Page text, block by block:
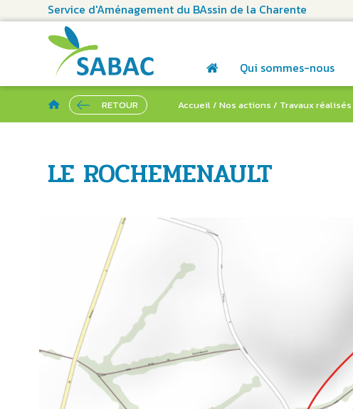
Service d'Aménagement du BAssin de la Charente
Qui sommes-nous
RETOUR Accueil/Nos actions / Travaux réalisés
LE ROCHEMENAULT